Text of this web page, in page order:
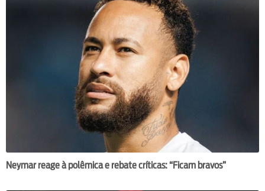
Neymar reage à polêmica e rebate críticas: “Ficam bravos”